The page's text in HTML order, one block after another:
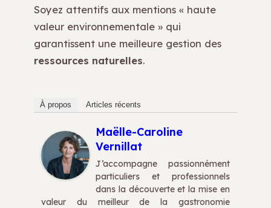
Soyez attentifs aux mentions « haute
valeur environnementale » qui
garantissent une meilleure gestion des
ressources naturelles.
À propos Articles récents
Maëlle-Caroline
Vernillat
J’accompagne passionnément
particuliers et professionnels
dans la découverte et la mise en
valeur du meilleur de la gastronomie